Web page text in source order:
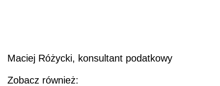
Maciej Różycki, konsultant podatkowy
Zobacz również: